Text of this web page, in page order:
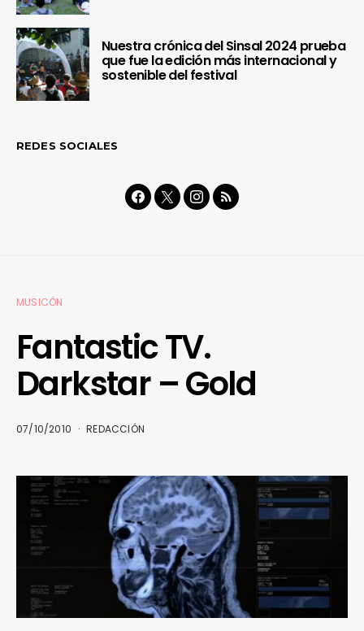
Nuestra crónica del Sinsal 2024 prueba
que fue la edición más internacional y
sostenible del festival
REDES SOCIALES
MUSICÓN
Fantastic TV.
Darkstar – Gold
07/10/2010 REDACCIÓN